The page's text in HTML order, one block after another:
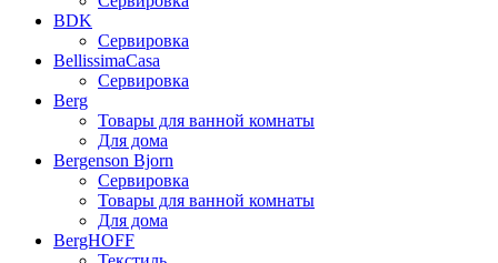
BDK
Сервировка
BellissimaCasa
Сервировка
Berg
Товары для ванной комнаты
Для дома
Bergenson Bjorn
Сервировка
Товары для ванной комнаты
Для дома
BergHOFF